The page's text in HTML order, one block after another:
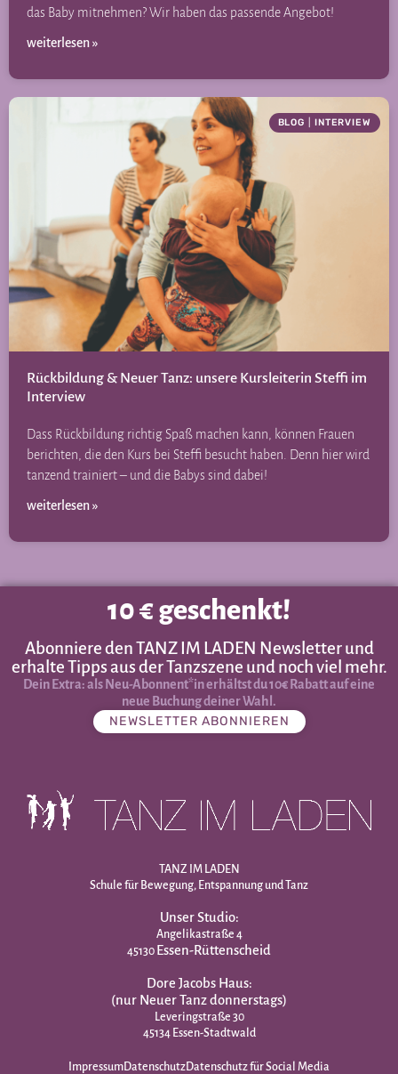
das Baby mitnehmen? Wir haben das passende Angebot!
weiterlesen »
BLOG INTERVIEW
Rückbildung & Neuer Tanz: unsere Kursleiterin Steffi im
Interview
Dass Rückbildung richtig Spaß machen kann, können Frauen
berichten, die den Kurs bei Steffi besucht haben. Denn hier wird
tanzend trainiert – und die Babys sind dabei!
weiterlesen »
10 € geschenkt!
Abonniere den TANZ IM LADEN Newsletter und
erhalte Tipps aus der Tanzszene und noch viel mehr.
Dein Extra: als Neu-Abonnent*in erhältst du 10€ Rabatt auf eine
neue Buchung deiner Wahl.
NEWSLETTER ABONNIEREN
TANZ IM LADEN
Schule für Bewegung, Entspannung und Tanz
Unser Studio:
Angelikastraße 4
45130 Essen-Rüttenscheid
Dore Jacobs Haus:
(nur Neuer Tanz donnerstags)
Leveringstraße 30
45134 Essen-Stadtwald
ImpressumDatenschutzDatenschutz für Social Media